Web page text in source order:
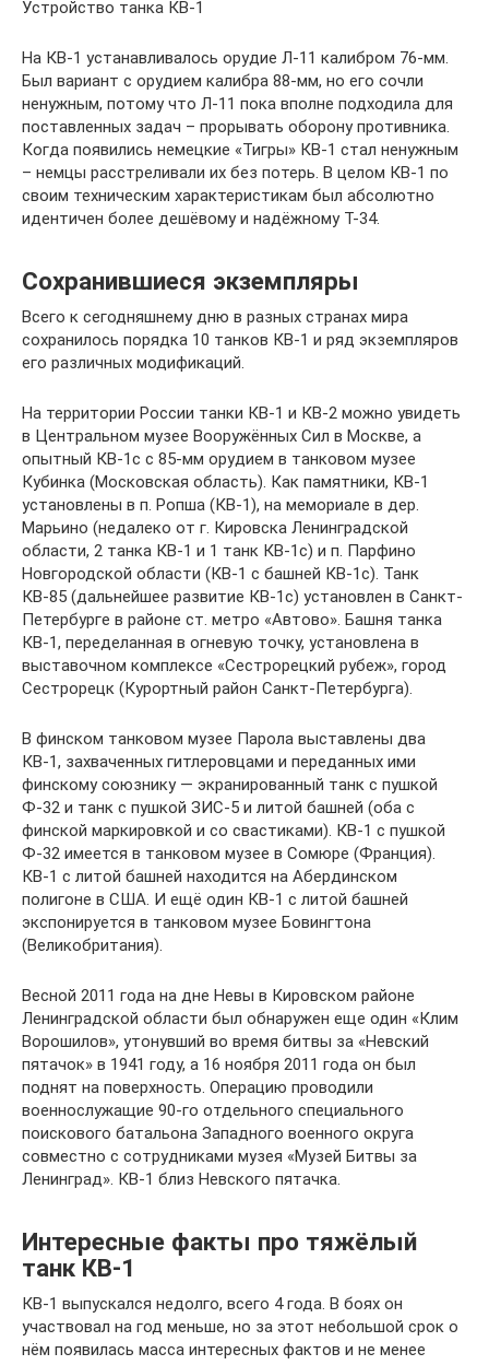
Устройство танка КВ-1
На КВ-1 устанавливалось орудие Л-11 калибром 76-мм.
Был вариант с орудием калибра 88-мм, но его сочли
ненужным, потому что Л-11 пока вполне подходила для
поставленных задач – прорывать оборону противника.
Когда появились немецкие «Тигры» КВ-1 стал ненужным
– немцы расстреливали их без потерь. В целом КВ-1 по
своим техническим характеристикам был абсолютно
идентичен более дешёвому и надёжному Т-34.
Сохранившиеся экземпляры
Всего к сегодняшнему дню в разных странах мира
сохранилось порядка 10 танков КВ-1 и ряд экземпляров
его различных модификаций.
На территории России танки КВ-1 и КВ-2 можно увидеть
в Центральном музее Вооружённых Сил в Москве, а
опытный КВ-1с с 85-мм орудием в танковом музее
Кубинка (Московская область). Как памятники, КВ-1
установлены в п. Ропша (КВ-1), на мемориале в дер.
Марьино (недалеко от г. Кировска Ленинградской
области, 2 танка КВ-1 и 1 танк КВ-1с) и п. Парфино
Новгородской области (КВ-1 с башней КВ-1с). Танк
КВ-85 (дальнейшее развитие КВ-1с) установлен в Санкт-
Петербурге в районе ст. метро «Автово». Башня танка
КВ-1, переделанная в огневую точку, установлена в
выставочном комплексе «Сестрорецкий рубеж», город
Сестрорецк (Курортный район Санкт-Петербурга).
В финском танковом музее Парола выставлены два
КВ-1, захваченных гитлеровцами и переданных ими
финскому союзнику — экранированный танк с пушкой
Ф-32 и танк с пушкой ЗИС-5 и литой башней (оба с
финской маркировкой и со свастиками). КВ-1 с пушкой
Ф-32 имеется в танковом музее в Сомюре (Франция).
КВ-1 с литой башней находится на Абердинском
полигоне в США. И ещё один КВ-1 с литой башней
экспонируется в танковом музее Бовингтона
(Великобритания).
Весной 2011 года на дне Невы в Кировском районе
Ленинградской области был обнаружен еще один «Клим
Ворошилов», утонувший во время битвы за «Невский
пятачок» в 1941 году, а 16 ноября 2011 года он был
поднят на поверхность. Операцию проводили
военнослужащие 90-го отдельного специального
поискового батальона Западного военного округа
совместно с сотрудниками музея «Музей Битвы за
Ленинград». КВ-1 близ Невского пятачка.
Интересные факты про тяжёлый
танк КВ-1
КВ-1 выпускался недолго, всего 4 года. В боях он
участвовал на год меньше, но за этот небольшой срок о
нём появилась масса интересных фактов и не менее